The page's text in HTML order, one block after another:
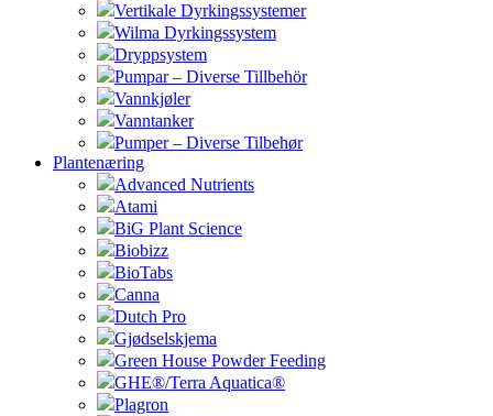
Vertikale Dyrkingssystemer
Wilma Dyrkingssystem
Dryppsystem
Pumpar – Diverse Tillbehör
Vannkjøler
Vanntanker
Pumper – Diverse Tilbehør
Plantenæring
Advanced Nutrients
Atami
BiG Plant Science
Biobizz
BioTabs
Canna
Dutch Pro
Gjødselskjema
Green House Powder Feeding
GHE®/Terra Aquatica®
Plagron